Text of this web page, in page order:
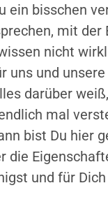
ein bisschen
mit
nicht
uns und
darüber
mal
bist Du hier
und für